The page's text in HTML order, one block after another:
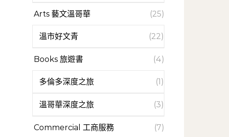
Arts 藝文溫哥華 (25)
溫市好文青 (22)
Books 旅遊書 (4)
多倫多深度之旅 (1)
溫哥華深度之旅 (3)
Commercial 工商服務 (7)